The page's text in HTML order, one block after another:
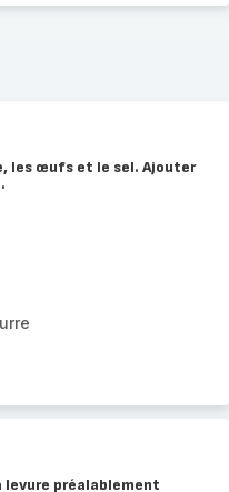
les œufs et le sel. Ajouter
levure préalablement